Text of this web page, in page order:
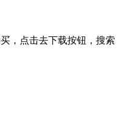
，点击去下载按钮，搜索